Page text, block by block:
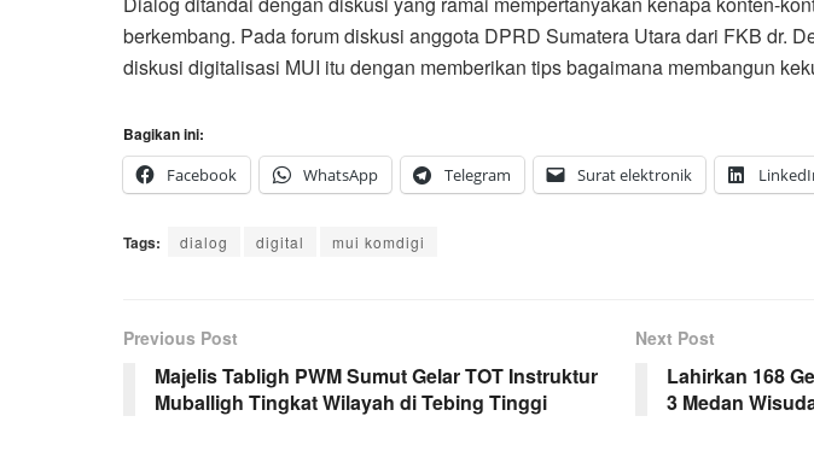
berkembang. Pada forum diskusi anggota DPRD Sumatera Utara dari FKB dr.
diskusi digitalisasi MUI itu dengan memberikan tips bagaimana membangun
Bagikan ini:
Facebook
WhatsApp Telegram Surat elektronik
Tags: dialog digital mui komdigi
Previous Post
Majelis Tabligh PWM Sumut Gelar TOT Instruktur
Muballigh Tingkat Wilayah di Tebing Tinggi
Next Post
Lahirkan 168
3 Medan